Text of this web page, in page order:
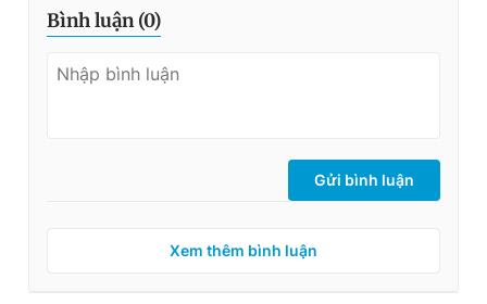
Bình luận (0)
Gửi bình luận
Xem thêm bình luận